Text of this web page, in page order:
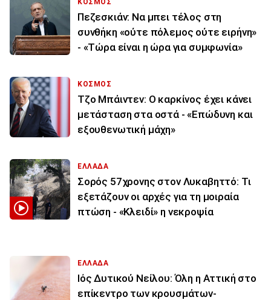
Πεζεσκιάν: Να μπει τέλος στη
συνθήκη «ούτε πόλεμος ούτε ειρήνη»
- «Τώρα είναι η ώρα για συμφωνία»
ΚΟΣΜΟΣ
Τζο Μπάιντεν: Ο καρκίνος έχει κάνει
μετάσταση στα οστά - «Επώδυνη και
εξουθενωτική μάχη»
ΕΛΛΑΔΑ
Σορός 57χρονης στον Λυκαβηττό: Τι
εξετάζουν οι αρχές για τη μοιραία
πτώση - «Κλειδί» η νεκροψία
ΕΛΛΑΔΑ
Ιός Δυτικού Νείλου: Όλη η Αττική στο
επίκεντρο των κρουσμάτων-